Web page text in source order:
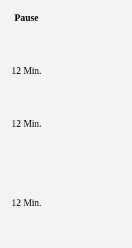
Pause
12 Min.
12 Min.
12 Min.